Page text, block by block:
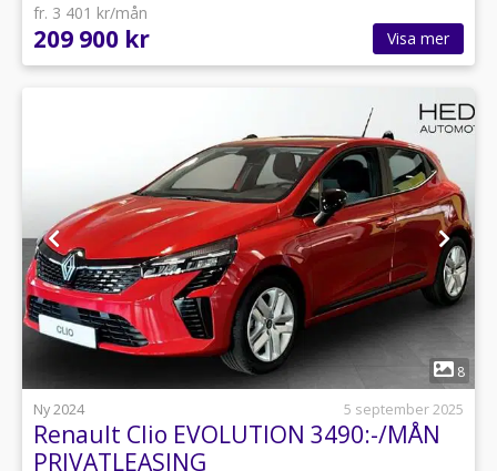
fr. 3 401 kr/mån
209 900 kr Visa mer
1
8
Ny 2024
5 september 2025
Renault Clio EVOLUTION 3490:-/MÅN
PRIVATLEASING